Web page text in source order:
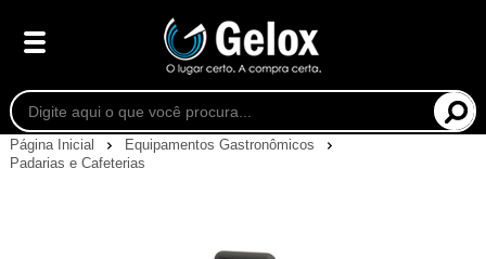
Página Inicial
Equipamentos Gastronômicos
Padarias e Cafeterias